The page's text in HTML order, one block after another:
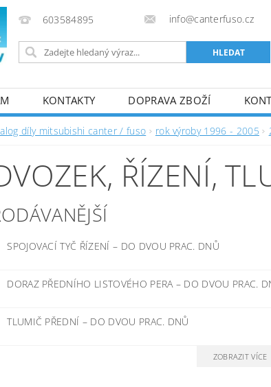
603584895 info@canterfuso.cz
KONTAKTY DOPRAVA ZBOŽÍ
díly mitsubishi canter / fuso rok výroby 1996 - 2005
ŘÍZENÍ,
SPOJOVACÍ TYČ ŘÍZENÍ – DO DVOU PRAC. DNŮ
DORAZ PŘEDNÍHO LISTOVÉHO PERA – DO DVOU PRAC.
TLUMIČ PŘEDNÍ – DO DVOU PRAC. DNŮ
ZOBRAZIT VÍCE